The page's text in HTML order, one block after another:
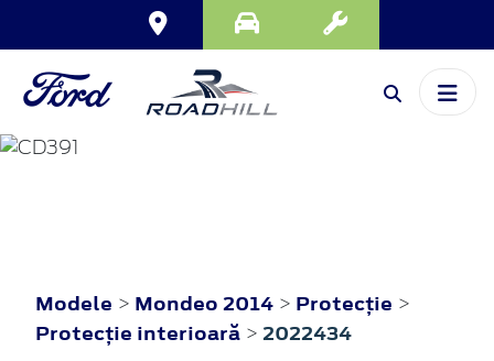
MONDEO
Modele > Mondeo 2014 > Protecţie >
Protecţie interioară > 2022434